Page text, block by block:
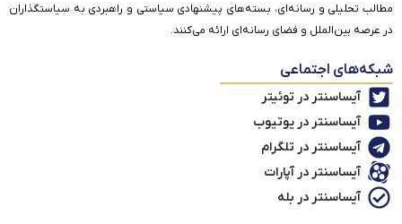
مطالب تحلیلی و رسانه‌ای، بسته‌های پیشنهادی سیاستی و راهبردی به سیاستگذاران
در عرصه بین‌الملل و فضای رسانه‌ای ارائه می‌کنند.
شبکه‌های اجتماعی
آیساسنتر در توئیتر
آیساسنتر در یوتیوب
آیساسنتر در تلگرام
آیساسنتر در آپارات
آیساسنتر در بله